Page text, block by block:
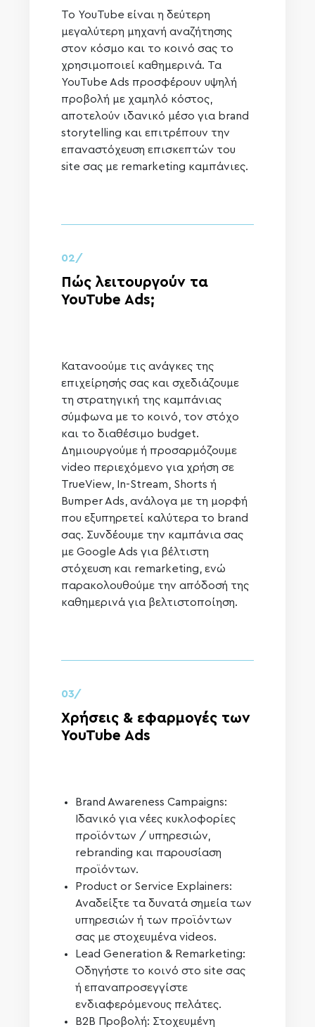
Το YouTube είναι η δεύτερη
μεγαλύτερη μηχανή αναζήτησης
στον κόσμο και το κοινό σας το
χρησιμοποιεί καθημερινά. Τα
YouTube Ads προσφέρουν υψηλή
προβολή με χαμηλό κόστος,
αποτελούν ιδανικό μέσο για brand
storytelling και επιτρέπουν την
επαναστόχευση επισκεπτών του
site σας με remarketing καμπάνιες.
02/
Πώς λειτουργούν τα
YouTube Ads;
Κατανοούμε τις ανάγκες της
επιχείρησής σας και σχεδιάζουμε
τη στρατηγική της καμπάνιας
σύμφωνα με το κοινό, τον στόχο
και το διαθέσιμο budget.
Δημιουργούμε ή προσαρμόζουμε
video περιεχόμενο για χρήση σε
TrueView, In-Stream, Shorts ή
Bumper Ads, ανάλογα με τη μορφή
που εξυπηρετεί καλύτερα το brand
σας. Συνδέουμε την καμπάνια σας
με Google Ads για βέλτιστη
στόχευση και remarketing, ενώ
παρακολουθούμε την απόδοσή της
καθημερινά για βελτιστοποίηση.
03/
Χρήσεις & εφαρμογές των
YouTube Ads
Brand Awareness Campaigns:
Ιδανικό για νέες κυκλοφορίες
προϊόντων / υπηρεσιών,
rebranding και παρουσίαση
προϊόντων.
Product or Service Explainers:
Αναδείξτε τα δυνατά σημεία των
υπηρεσιών ή των προϊόντων
σας με στοχευμένα videos.
Lead Generation & Remarketing:
Οδηγήστε το κοινό στο site σας
ή επαναπροσεγγίστε
ενδιαφερόμενους πελάτες.
B2B Προβολή: Στοχευμένη